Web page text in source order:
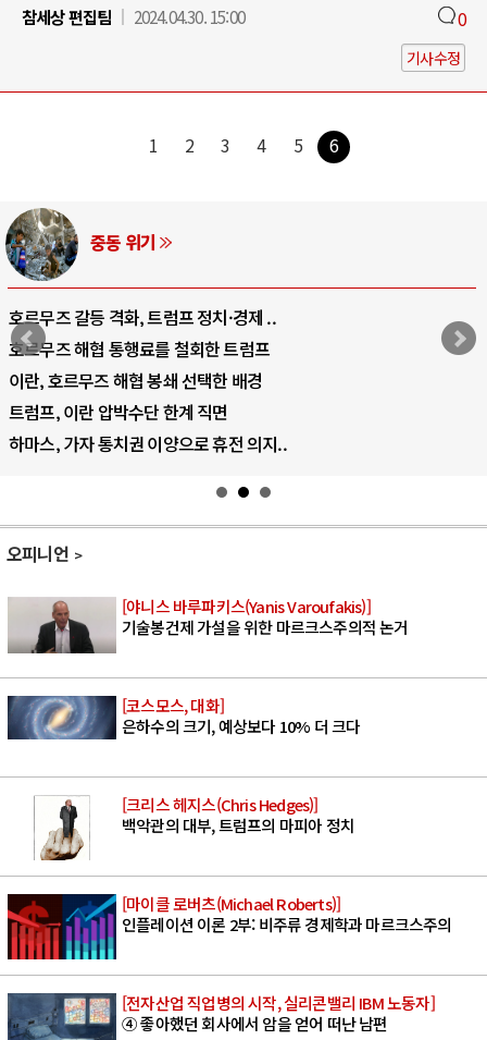
참세상 편집팀
2024.04.30. 15:00 0
기사수정
1 2 3 4 5 6
중동 위기
호르무즈 갈등 격화, 트럼프 정치·경제 ..
호르무즈 해협 통행료를 철회한 트럼프
이란, 호르무즈 해협 봉쇄 선택한 배경
트럼프, 이란 압박수단 한계 직면
하마스, 가자 통치권 이양으로 휴전 의지..
오피니언
[야니스 바루파키스(Yanis Varoufakis)]
기술봉건제 가설을 위한 마르크스주의적 논거
[코스모스, 대화]
은하수의 크기, 예상보다 10% 더 크다
[크리스 헤지스(Chris Hedges)]
백악관의 대부, 트럼프의 마피아 정치
[마이클 로버츠(Michael Roberts)]
인플레이션 이론 2부: 비주류 경제학과 마르크스주의
[전자산업 직업병의 시작, 실리콘밸리 IBM 노동자]
④ 좋아했던 회사에서 암을 얻어 떠난 남편